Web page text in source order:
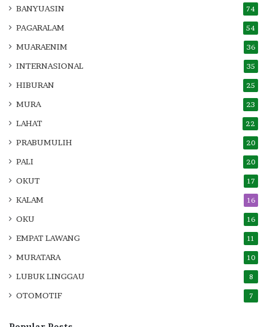
BANYUASIN 74
PAGARALAM 54
MUARAENIM 36
INTERNASIONAL 35
HIBURAN 25
MURA 23
LAHAT 22
PRABUMULIH 20
PALI 20
OKUT 17
KALAM 16
OKU 16
EMPAT LAWANG 11
MURATARA 10
LUBUK LINGGAU 8
OTOMOTIF 7